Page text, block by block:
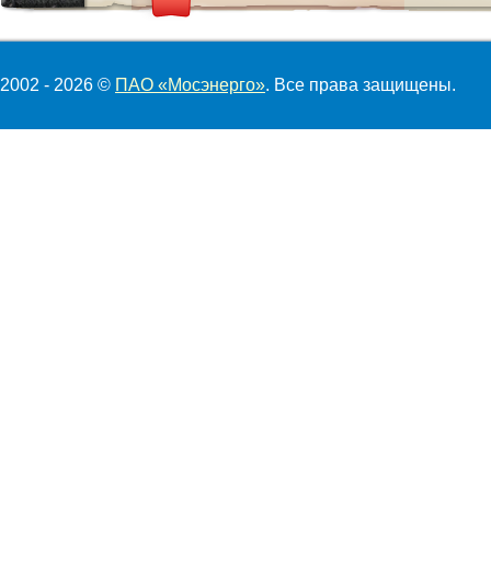
2002 - 2026 © ПАО «Мосэнерго». Все права защищены.